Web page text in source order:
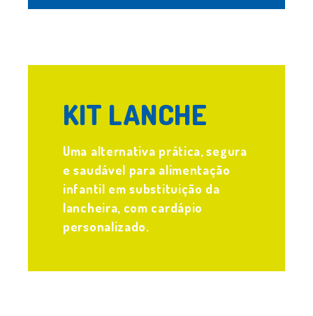
KIT LANCHE
Uma alternativa prática, segura
e saudável para alimentação
infantil em substituição da
lancheira, com cardápio
personalizado.